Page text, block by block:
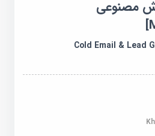
مصنوعی
Cold Email &